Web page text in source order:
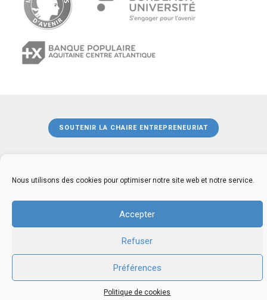
Nous utilisons des cookies pour optimiser notre site web et notre service.
Accepter
Refuser
Préférences
Politique de cookies
SOUTENIR LA CHAIRE ENTREPRENEURIAT